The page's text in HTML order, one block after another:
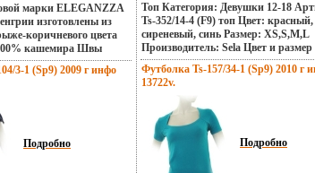
марки ELEGANZZA
изготовлены из
коричневого цвета
кашемира Швы
Отделка: плетение
внутренней
Длина манжеты
большого пальца до
4 см Артикул:
марка: Eleganzza Цвет:
Размер: 7;75 Страна:
3-1 (Sp9) 2009 г инфо
Подробно
Топ Категория: Девушки 12-18
Ts-352/14-4 (F9) топ Цвет: красный,
сиреневый, синь Размер: XS,S,M,L
Производитель: Sela Цвет и размер
изделия указываются при вфцтъ
оформлении заявки.
Футболка Ts-157/34-1 (Sp9) 2010 г
13722v.
Подробно